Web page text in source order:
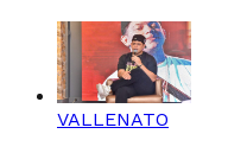
VALLENATO